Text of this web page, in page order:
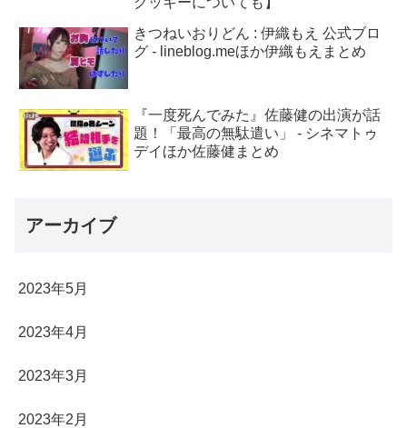
きつねいおりどん : 伊織もえ 公式ブロ
グ - lineblog.meほか伊織もえまとめ
『一度死んでみた』佐藤健の出演が話
題！「最高の無駄遣い」 - シネマトゥ
デイほか佐藤健まとめ
アーカイブ
2023年5月
2023年4月
2023年3月
2023年2月